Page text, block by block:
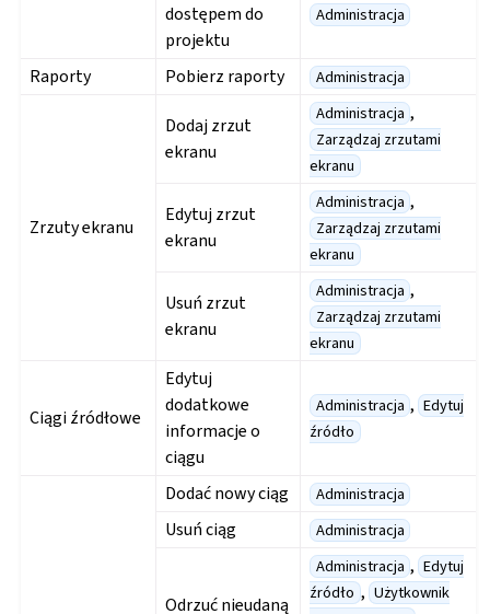
dostępem do
projektu
Administracja
Raporty Pobierz raporty Administracja
Zrzuty ekranu
Dodaj zrzut
ekranu
Administracja ,
Zarządzaj zrzutami
ekranu
Edytuj zrzut
ekranu
Administracja ,
Zarządzaj zrzutami
ekranu
Usuń zrzut
ekranu
Administracja ,
Zarządzaj zrzutami
ekranu
Ciągi źródłowe
Edytuj
dodatkowe
informacje o
ciągu
Administracja , Edytuj
źródło
Dodać nowy ciąg Administracja
Usuń ciąg Administracja
Odrzuć nieudaną
Administracja , Edytuj
źródło , Użytkownik